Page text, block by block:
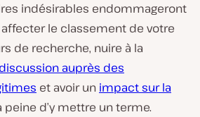
indésirables endommageront
le classement de votre
de recherche, nuire à la
discussion auprès des
et avoir un impact sur la
peine d’y mettre un terme.